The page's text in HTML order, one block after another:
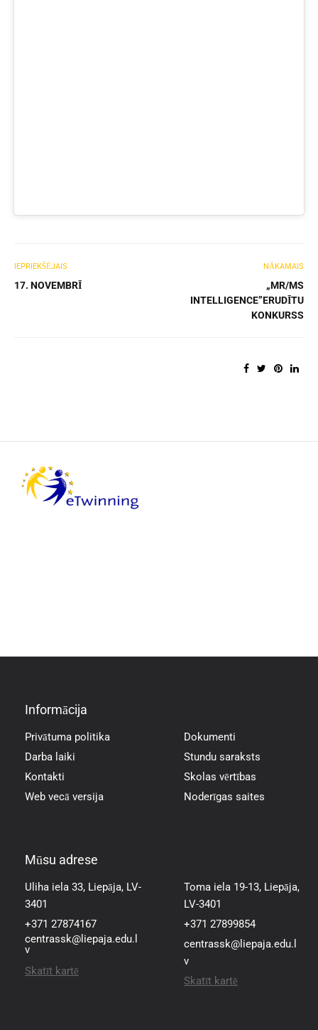
IEPRIEKŠĒJAIS
17. NOVEMBRĪ
NĀKAMAIS
„MR/MS
INTELLIGENCE”ERUDĪTU
KONKURSS
Informācija
Privātuma politika
Darba laiki
Kontakti
Web vecā versija
Dokumenti
Stundu saraksts
Skolas vērtības
Noderīgas saites
Mūsu adrese
Uliha iela 33, Liepāja, LV-
3401
+371 27874167
centrassk@liepaja.edu.l
v
Skatīt kartē
Toma iela 19-13, Liepāja,
LV-3401
+371 27899854
centrassk@liepaja.edu.l
v
Skatīt kartē